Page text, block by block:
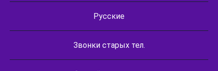
Русские
Звонки старых тел.